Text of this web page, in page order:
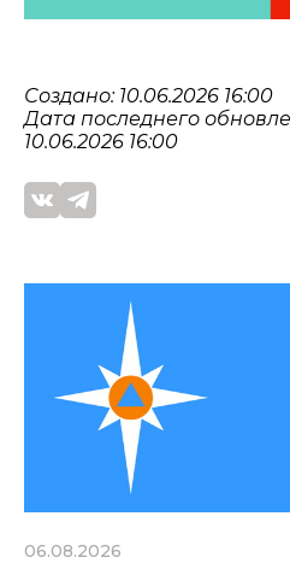
Создано: 10.06.2026 16:00
Дата последнего
10.06.2026 16:00
06.08.2026